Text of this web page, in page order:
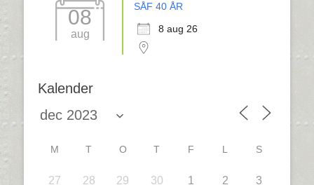
08
aug
SÅF 40 ÅR
8 aug 26
Kalender
M T O T F L S
27 28 29 30 1 2 3